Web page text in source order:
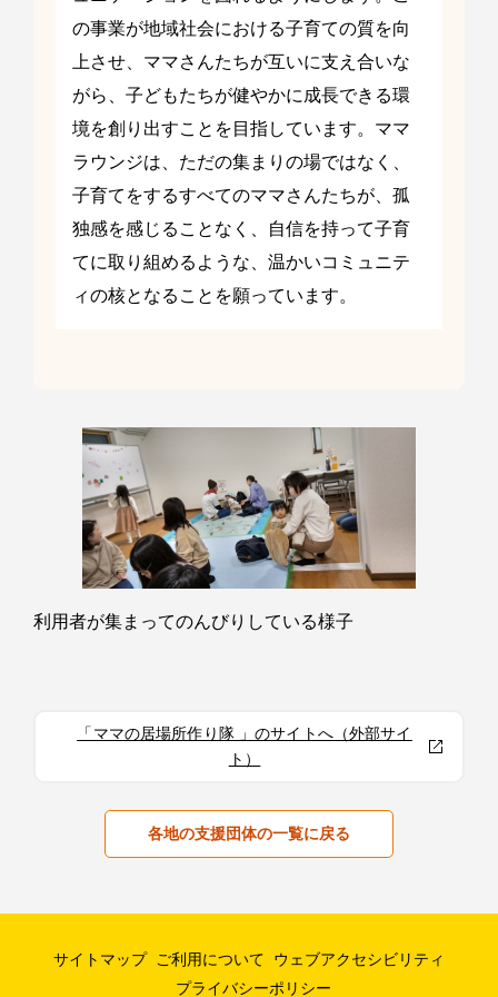
の事業が地域社会における子育ての質を向
上させ、ママさんたちが互いに支え合いな
がら、子どもたちが健やかに成長できる環
境を創り出すことを目指しています。ママ
ラウンジは、ただの集まりの場ではなく、
子育てをするすべてのママさんたちが、孤
独感を感じることなく、自信を持って子育
てに取り組めるような、温かいコミュニテ
ィの核となることを願っています。
利用者が集まってのんびりしている様子
「ママの居場所作り隊 」のサイトへ（外部サイ
ト）
各地の支援団体の一覧に戻る
サイトマップ ご利用について
ウェブアクセシビリティ
プライバシーポリシー